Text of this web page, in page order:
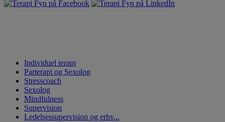
Individuel terapi
Parterapi og Sexolog
Stresscoach
Sexolog
Mindfulness
Supervision
Ledelsessupervision og erhv...